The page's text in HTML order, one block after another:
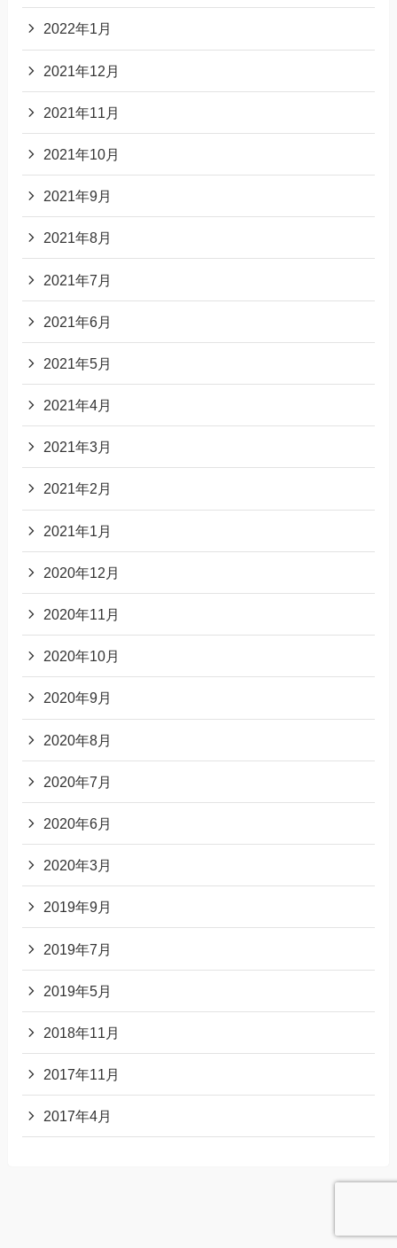
2022年1月
2021年12月
2021年11月
2021年10月
2021年9月
2021年8月
2021年7月
2021年6月
2021年5月
2021年4月
2021年3月
2021年2月
2021年1月
2020年12月
2020年11月
2020年10月
2020年9月
2020年8月
2020年7月
2020年6月
2020年3月
2019年9月
2019年7月
2019年5月
2018年11月
2017年11月
2017年4月